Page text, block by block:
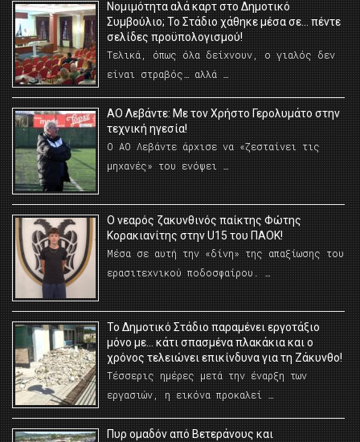
Νομιμότητα αλά καρτ στο Δημοτικό
Συμβούλιο; Το Στάδιο χάθηκε μέσα σε… πέντε
σελίδες προϋπολογισμού!
Τελικά, όπως όλα δείχνουν, ο γιαλός δεν
είναι στραβός… αλλά …
ΑΟ Λεβάντε: Με τον Χρήστο Γερολυμάτο στην
τεχνική ηγεσία!
Ο ΑΟ Λεβάντε άρχισε να «ζεσταίνει τις
μηχανές» του ενόψει …
O νεαρός ζακυνθινός παίκτης Φώτης
Κορακιανίτης στην U15 του ΠΑΟΚ!
Μέσα σε αυτή την «δίνη» της απαξίωσης του
ερασιτεχνικού ποδοσφαίρου. …
Το Δημοτικό Στάδιο παραμένει εργοτάξιο
μόνο με… κάτι σπασμένα πλακάκια και ο
χρόνος τελειώνει επικίνδυνα για τη Ζάκυνθο!
Τέσσερις ημέρες μετά την έναρξη των
εργασιών, η εικόνα προκαλεί …
Πυρ ομαδόν από Βετεράνους και